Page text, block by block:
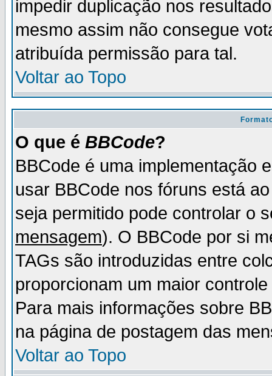
impedir duplicação nos
mesmo assim não consegue
atribuída permissão para tal.
Voltar ao Topo
O que é BBCode?
BBCode é uma implementação
usar BBCode nos fóruns está
seja permitido pode controlar o
mensagem). O BBCode por si
TAGs são introduzidas entre
proporcionam um maior
Para mais informações sobre
na página de postagem das
Voltar ao Topo